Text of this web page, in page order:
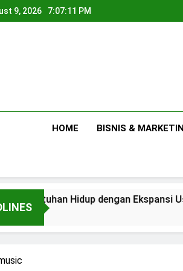
9, 2026 7:07:11 PM
HOME BISNIS &
Hidup dengan Ekspansi Usaha